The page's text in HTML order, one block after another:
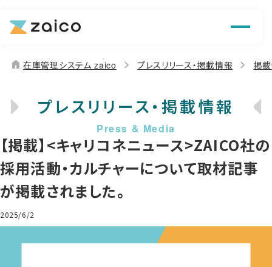
機能
お役立ち情報
home 在庫管理システム zaico プレスリリース・掲載情報 掲
プレスリリース・掲載情報
【掲載】<キャリコネニュース>ZAICO社の
採用活動・カルチャーについて取材記事
が掲載されました。
2025/6/2